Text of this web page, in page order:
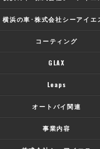
コーティング
GLAX
Leaps
オートバイ関連
事業内容